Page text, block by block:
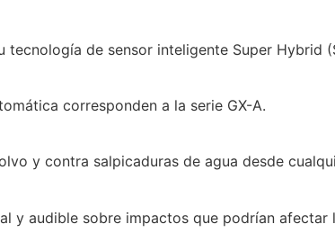
tecnología de sensor inteligente Super Hybrid
corresponden a la serie GX-A.
y contra salpicaduras de agua desde
y audible sobre impactos que podrían afectar